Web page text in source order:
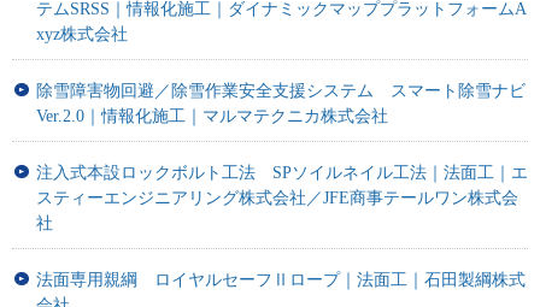
テムSRSS｜情報化施工｜ダイナミックマッププラットフォームA
xyz株式会社
除雪障害物回避／除雪作業安全支援システム スマート除雪ナビ
Ver.2.0｜情報化施工｜マルマテクニカ株式会社
注入式本設ロックボルト工法 SPソイルネイル工法｜法面工｜エ
スティーエンジニアリング株式会社／JFE商事テールワン株式会
社
法面専用親綱 ロイヤルセーフⅡロープ｜法面工｜石田製綱株式